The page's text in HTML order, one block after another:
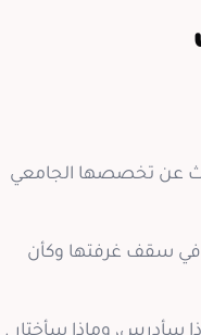
عن تخصصها الجامعي
في سقف غرفتها وكأن